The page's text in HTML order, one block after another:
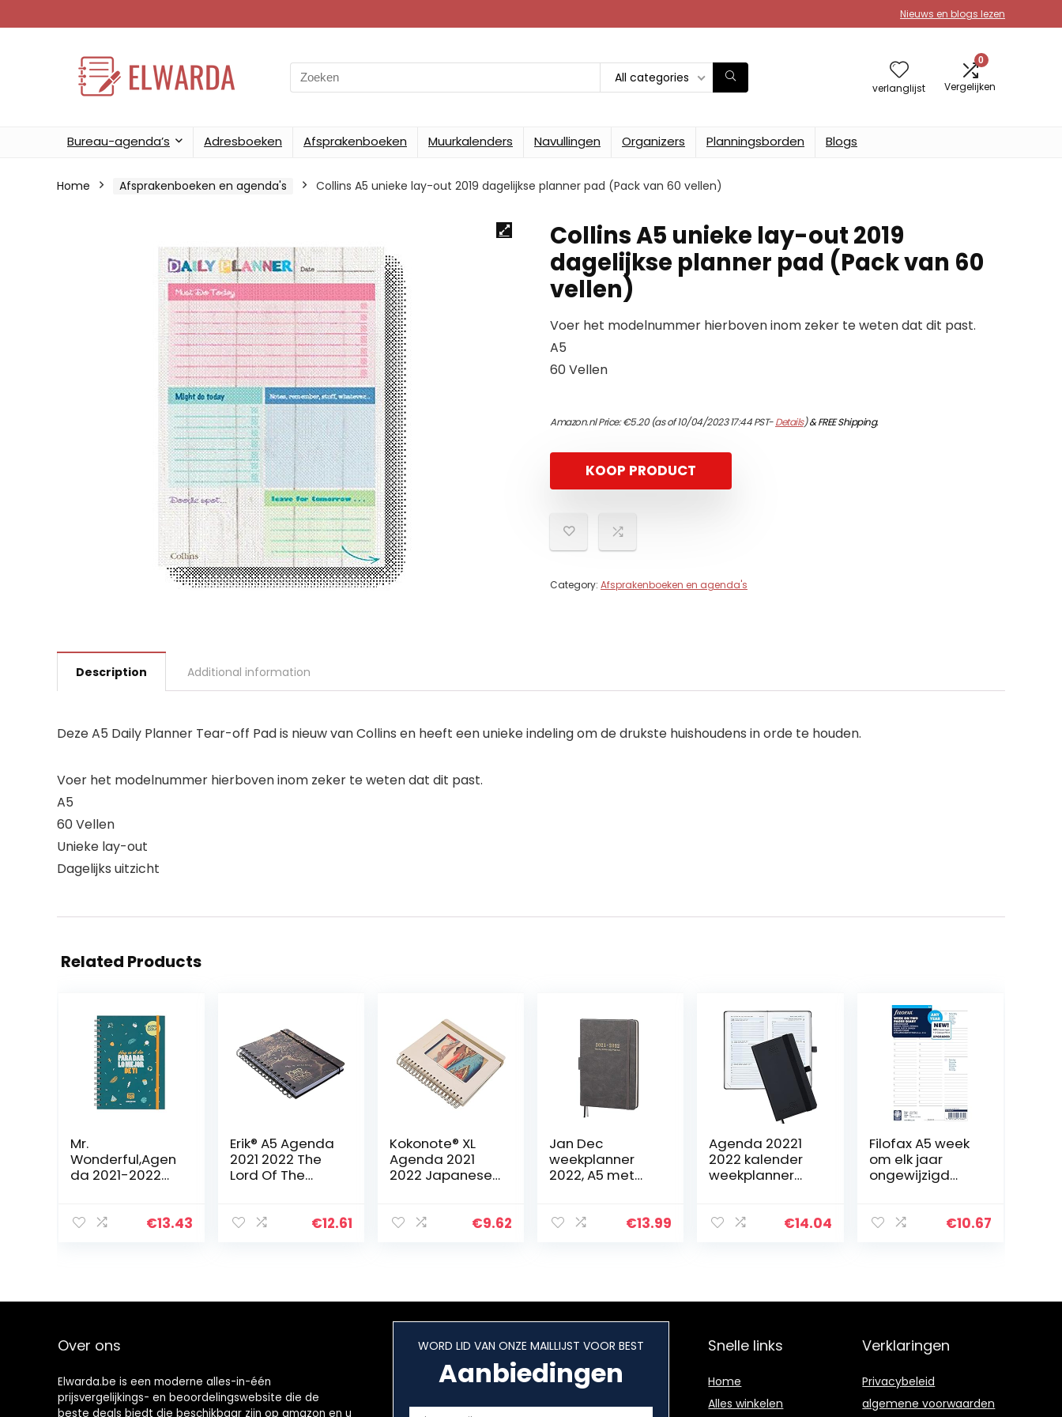
Nieuws en blogs lezen
Search
for:
All categories
verlanglijst
0
Vergelijken
Bureau-agenda’s Adresboeken Afsprakenboeken Muurkalenders Navullingen Organizers Planningsborden Blogs
Home Afsprakenboeken en agenda's Collins A5 unieke lay-out 2019 dagelijkse planner pad (Pack van 60 vellen)
Collins A5 unieke lay-out 2019
dagelijkse planner pad (Pack van 60
vellen)
Voer het modelnummer hierboven inom zeker te weten dat dit past.
A5
60 Vellen
Amazon.nl Price:€5.20(as of 10/04/2023 17:44 PST-Details)&FREE Shipping.
KOOP PRODUCT
Category: Afsprakenboeken en agenda's
Description Additional information
Deze A5 Daily Planner Tear-off Pad is nieuw van Collins en heeft een unieke indeling om de drukste huishoudens in orde te houden.
Voer het modelnummer hierboven inom zeker te weten dat dit past.
A5
60 Vellen
Unieke lay-out
Dagelijks uitzicht
Related Products
Mr.
Wonderful,Agen
da 2021-2022
dag om het€13.43
Erik® A5 Agenda
2021 2022 The
Lord Of The
Maanden 2021
€12.61
Kokonote® XL
Agenda 2021
2022 Japanese
Maanden 2021
€9.62
Jan Dec
weekplanner
2022, A5 met
premium dik€13.99
Agenda 20221
2022 kalender
weekplanner
er, van augustus
€14.04
Filofax A5 week
om elk jaar
ongewijzigd
€10.67
Over ons
Elwarda.be is een moderne alles-in-één
prijsvergelijkings- en beoordelingswebsite die de
beste deals biedt die beschikbaar zijn op amazon en u
WORD LID VAN ONZE MAILLIJST VOOR BEST
Aanbiedingen
Snelle links
Home
Alles winkelen
Verklaringen
Privacybeleid
algemene voorwaarden